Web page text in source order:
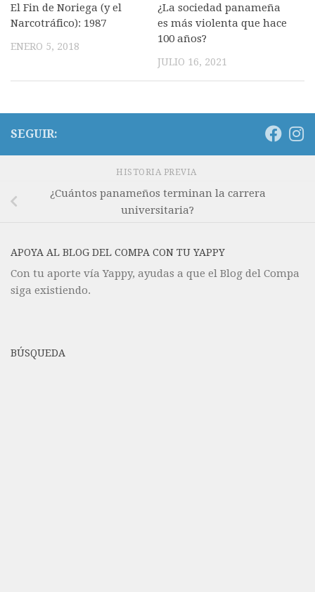
El Fin de Noriega (y el
Narcotráfico): 1987
ENERO 5, 2018
¿La sociedad panameña
es más violenta que hace
100 años?
JULIO 16, 2021
SEGUIR:
HISTORIA PREVIA
¿Cuántos panameños terminan la carrera
universitaria?
APOYA AL BLOG DEL COMPA CON TU YAPPY
Con tu aporte vía Yappy, ayudas a que el Blog del Compa
siga existiendo.
BÚSQUEDA